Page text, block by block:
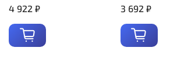
4 922 ₽ 3 692 ₽